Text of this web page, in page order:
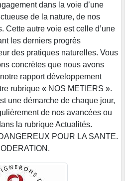
dans la voie d’une
de la nature, de nos
Cette autre voie est celle d’une
les derniers progrès
des pratiques naturelles. Vous
concrètes que nous avons
rapport développement
rubrique « NOS METIERS ».
une démarche de chaque jour,
de nos avancées ou
la rubrique Actualités.
POUR LA SANTE.